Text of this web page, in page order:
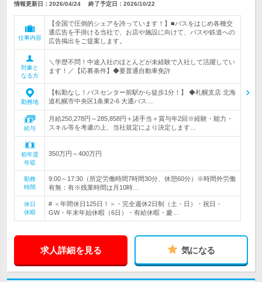
情報更新日：2026/04/24 終了予定日： 2026/10/22
仕事内容
【全国で圧倒的シェアを誇っています！】■バスをはじめ各種交
通広告を手掛ける当社で、お店や施設に向けて、バスや鉄道への
広告掲出をご提案します。
対象と
なる方
＼学歴不問！中途入社のほとんどが未経験で入社して活躍してい
ます！／【応募条件】◆要普通自動車免許
勤務地
【転勤なし！バスセンター前駅から徒歩1分！】 ◆札幌支店 北海
道札幌市中央区1条東2-6 大通バス…
給与
月給250,278円～285,858円＋諸手当＋賞与年2回※経験・能力・
スキル等を考慮の上、当社規定により決定します…
初年度
年収
350万円～400万円
勤務
時間
9:00～17:30（所定労働時間7時間30分、休憩60分）※時間外労働
有無：有※残業時間は月10時…
休日
休暇
# ＜年間休日125日！＞・完全週休2日制（土・日）・祝日・
GW・年末年始休暇（6日）・有給休暇・慶…
求人詳細を見る 気になる